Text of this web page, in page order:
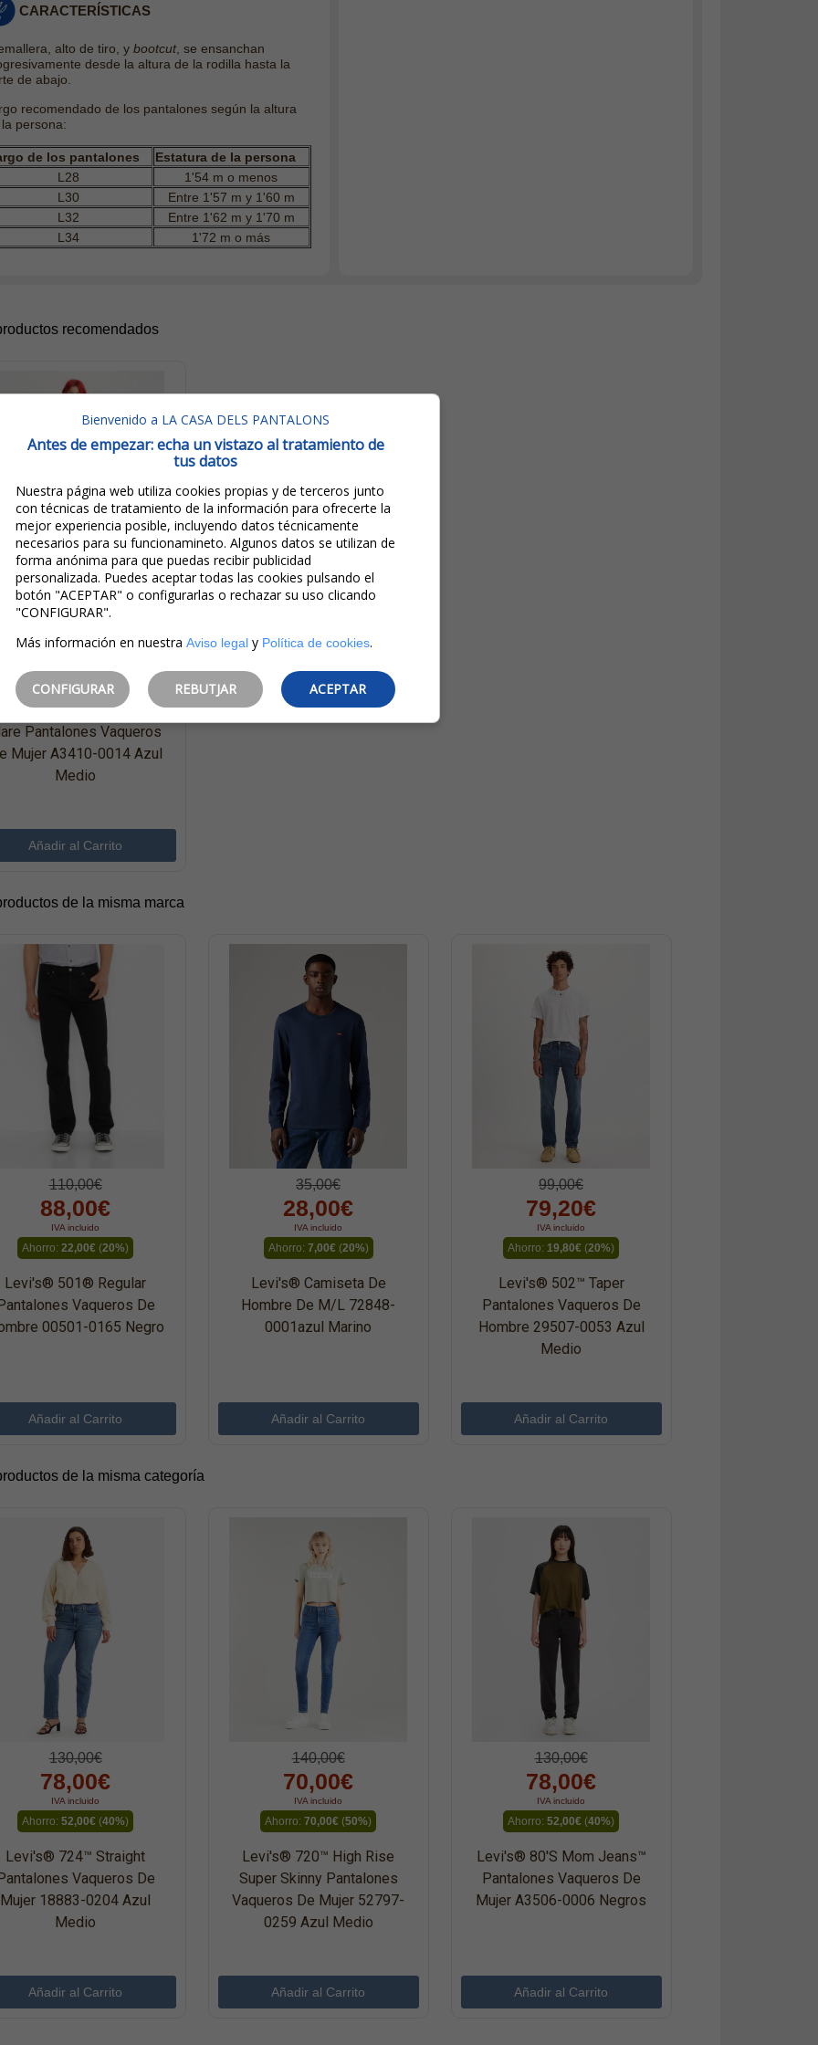
CARACTERÍSTICAS
alto de tiro, y bootcut, se ensanchan
desde la altura de la rodilla hasta la
de abajo.
recomendado de los pantalones según la altura
persona:
de los pantalones
Estatura de la persona
L28
1'54 m o menos
L30
Entre 1'57 m y 1'60 m
L32
Entre 1'62 m y 1'70 m
L34
1'72 m o más
recomendados
120,00€
96,00€
Ahorro:24,00€(20%)
Levi's® 726™ High Rise
Pantalones Vaqueros
Mujer A3410-0014 Azul
Medio
de la misma marca
110,00€
88,00€
IVA incluido
Ahorro: 22,00€ (20%)
Levi's® 501® Regular
Vaqueros De
00501-0165 Negro
35,00€
28,00€
IVA incluido
Ahorro: 7,00€(20%)
Levi's® Camiseta De
Hombre De M/l 72848-
0001azul Marino
99,00€
79,20€
IVA incluido
Ahorro: 19,80€ (20%)
Levi's® 502™ Taper
Pantalones Vaqueros De
Hombre 29507-0053 Azul
Medio
de la misma categoría
130,00€
78,00€
IVA incluido
Ahorro: 52,00€ (40%)
Levi's® 724™ Straight
Vaqueros De
Mujer 18883-0204 Azul
Medio
140,00€
70,00€
IVA incluido
Ahorro: 70,00€ (50%)
Levi's® 720™ High Rise
Super Skinny Pantalones
Vaqueros De Mujer 52797-
0259 Azul Medio
130,00€
78,00€
IVA incluido
Ahorro: 52,00€ (40%)
Levi's® 80's Mom Jeans™
Pantalones Vaqueros De
Mujer A3506-0006 Negros
Bienvenido a LA CASA DELS PANTALONS
Antes de empezar: echa un vistazo al tratamiento de
tus datos
Nuestra página web utiliza cookies propias y de terceros junto
con técnicas de tratamiento de la información para ofrecerte la
mejor experiencia posible, incluyendo datos técnicamente
necesarios para su funcionamineto. Algunos datos se utilizan de
forma anónima para que puedas recibir publicidad
personalizada. Puedes aceptar todas las cookies pulsando el
botón "ACEPTAR" o configurarlas o rechazar su uso clicando
"CONFIGURAR".
Más información en nuestra Aviso legal y Política de cookies.
CONFIGURAR REBUTJAR ACEPTAR